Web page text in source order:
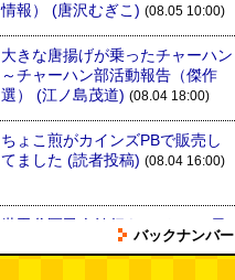
情報）
(唐沢むぎこ) (08.05 10:00)
大きな唐揚げが乗ったチャーハン
～チャーハン部活動報告（傑作
選）
(江ノ島茂道) (08.04 18:00)
ちょこ煎がカインズPBで販売し
てました (読者投稿) (08.04 16:00)
世田谷区民会館行きのバスは1日
(べつやく れい) (08.04 16:00)
バックナンバー